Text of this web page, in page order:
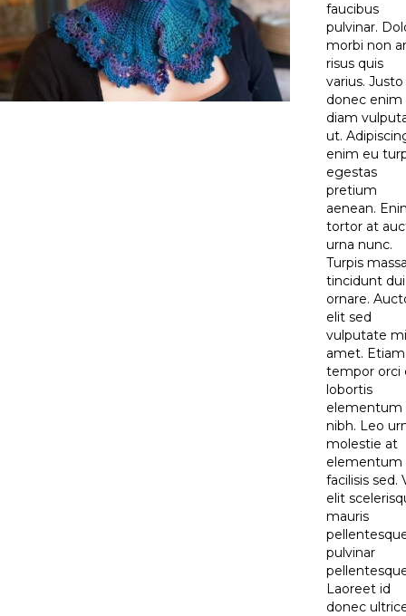
faucibus
pulvinar.
morbi non
risus quis
varius. Justo
donec enim
diam
ut.
enim eu
egestas
pretium
aenean.
tortor at
urna nunc.
Turpis
tincidunt
ornare.
elit sed
vulputate
amet. Etiam
tempor orci
lobortis
elementum
nibh. Leo
molestie at
elementum
facilisis sed.
elit
mauris
pulvinar
Laoreet id
donec